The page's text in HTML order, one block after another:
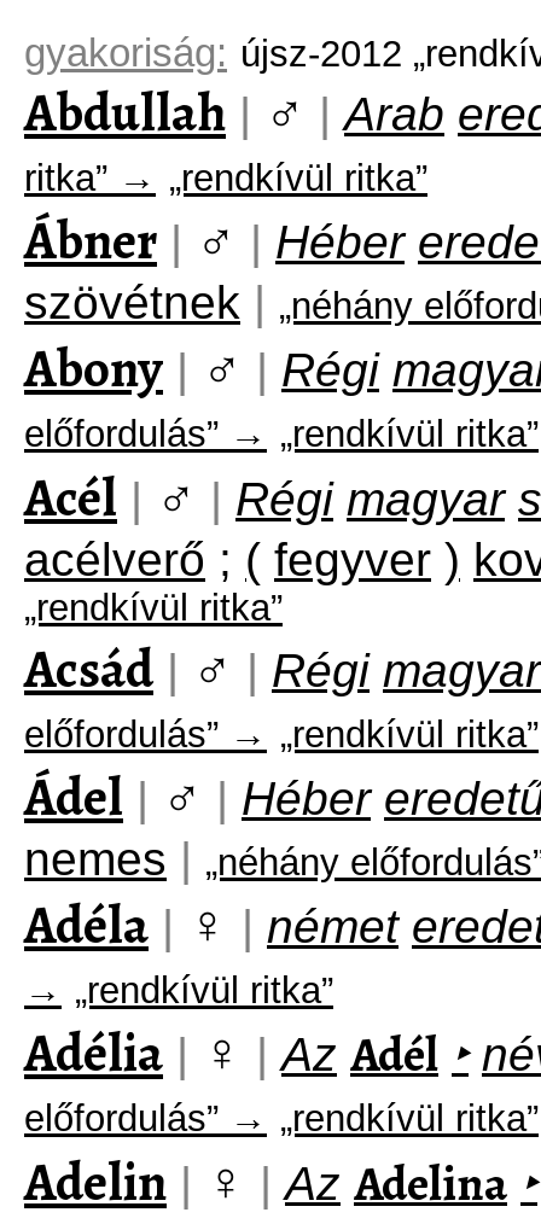
gyakoriság: újsz-2012
Abdullah | ♂ | Arab
ritka” → „rendkívül ritka”
Ábner | ♂ | Héber
szövétnek | „néhány
Abony | ♂ | Régi
előfordulás” → „rendkívül ritka”
Acél | ♂ | Régi magyar
acélverő ; ( fegyver )
„rendkívül ritka”
Acsád | ♂ | Régi magyar
előfordulás” → „rendkívül ritka”
Ádel | ♂ | Héber
nemes | „néhány
Adéla | ♀ | német
→ „rendkívül ritka”
Adélia | ♀ | Az Adél ‣
előfordulás” → „rendkívül ritka”
Adelin | ♀ | Az Adelina ‣